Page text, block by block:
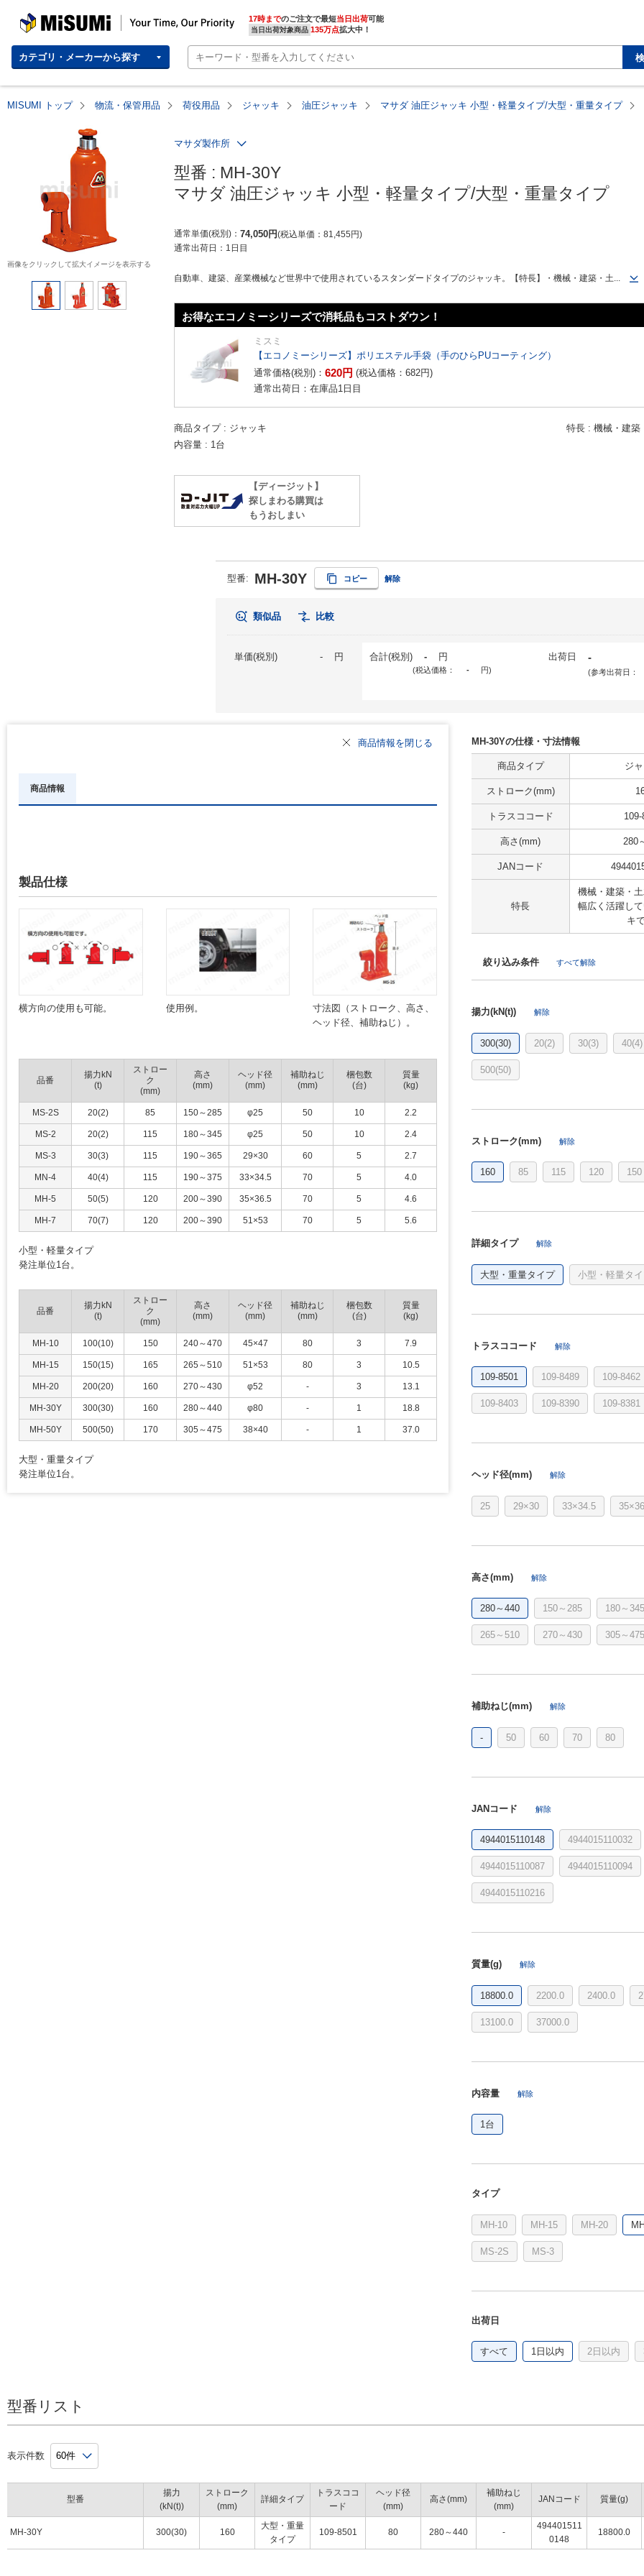
MISUMI | Your Time, Our Priority 17時までのご注文で最短当日出荷
当日出荷対象商品 135万点拡大中！
カテゴリ・メーカーから探す
MISUMI トップ 物流・保管用品 荷役用品 ジャッキ 油圧ジャッキ マサダ 油圧ジャッキ 小型・軽量タイプ/大型・重量タイプ
画像をクリックして拡大イメージを表示する
マサダ製作所
型番 : MH-30Y
マサダ 油圧ジャッキ 小型・軽量タイプ/大型・重量タイプ
通常単価(税別) 74,050円 税込単価 81,455円
通常出荷日： 1日目
自動車、建築、産業機械など世界中で使用されているスタンダードタイプのジャッキ。【特長】・機械・建築・土...
お得なエコノミーシリーズで消耗品もコストダウン！
ミスミ
【エコノミーシリーズ】ポリエステル手袋（手のひらPUコーティング）
通常価格(税別)： 620円 (税込価格： 682円)
通常出荷日：在庫品1日目
商品タイプ ジャッキ 特長
機械・建築
内容量
1台
【ディージット】
探しまわる購買は
もうおしまい
型番: MH-30Y コピー 解除
類似品 比較
単価(税別) - 円 合計(税別) - 円
(税込価格： - 円)
出荷日 -
(参考出荷日：
商品情報を閉じる
商品情報
製品仕様
横方向の使用も可能。 使用例。
寸法図（ストローク、高さ、
ヘッド径、補助ねじ）。
品番
揚力kN
(t)
ストロー
ク
(mm)
高さ
(mm)
ヘッド径
(mm)
補助ねじ
(mm)
梱包数
(台)
質量
(kg)
MS-2S 20(2) 85 150～285 φ25 50 10 2.2
MS-2 20(2) 115 180～345 φ25 50 10 2.4
MS-3 30(3) 115 190～365 29×30 60 5 2.7
MN-4 40(4) 115 190～375 33×34.5 70 5 4.0
MH-5 50(5) 120 200～390 35×36.5 70 5 4.6
MH-7 70(7) 120 200～390 51×53 70 5 5.6
小型・軽量タイプ
発注単位1台。
品番
揚力kN
(t)
ストロー
ク
(mm)
高さ
(mm)
ヘッド径
(mm)
補助ねじ
(mm)
梱包数
(台)
質量
(kg)
MH-10 100(10) 150 240～470 45×47 80 3 7.9
MH-15 150(15) 165 265～510 51×53 80 3 10.5
MH-20 200(20) 160 270～430 φ52 - 3 13.1
MH-30Y 300(30) 160 280～440 φ80 - 1 18.8
MH-50Y 500(50) 170 305～475 38×40 - 1 37.0
大型・重量タイプ
発注単位1台。
MH-30Yの仕様・寸法情報
商品タイプ ジ
ストローク(mm)
トラスココード
高さ(mm) 280
JANコード
特長
機械・建築・
幅広く活躍し
キ
絞り込み条件 すべて解除
揚力(kN(t)) 解除
300(30) 20(2) 30(3) 40(4)
500(50)
ストローク(mm) 解除
160 85 115 120 150
詳細タイプ 解除
大型・重量タイプ 小型・軽量タ
トラスココード 解除
109-8501 109-8489 109-8462
109-8403 109-8390 109-8381
ヘッド径(mm) 解除
25 29×30 33×34.5
高さ(mm) 解除
280～440 150～285 180～345
265～510 270～430 305～475
補助ねじ(mm) 解除
- 50 60 70 80
JANコード 解除
4944015110148 4944015110032
4944015110087 4944015110094
4944015110216
質量(g) 解除
18800.0 2200.0 2400.0
13100.0 37000.0
内容量 解除
1台
タイプ
MH-10 MH-15 MH-20
MS-2S MS-3
出荷日
すべて 1日以内 2日以内
型番リスト
表示件数
型番
MH-30Y
揚力
(kN(t))
ストローク
(mm)
詳細タイプ
トラスココ
ード
ヘッド径
(mm)
高さ(mm)
補助ねじ
(mm)
JANコード 質量(g)
300(30) 160
大型・重量
タイプ
109-8501 80 280～440 -
494401511
0148
18800.0